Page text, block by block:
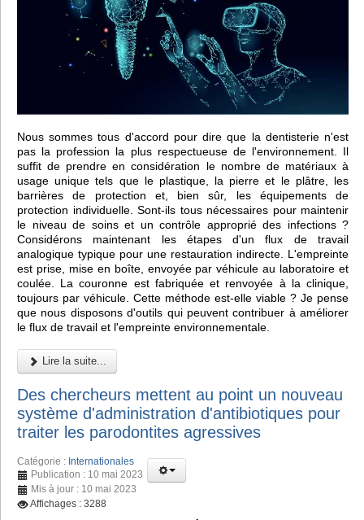
Nous sommes tous d'accord pour dire que la dentisterie n'est
pas la profession la plus respectueuse de l'environnement. Il
suffit de prendre en considération le nombre de matériaux à
usage unique tels que le plastique, la pierre et le plâtre, les
barrières de protection et, bien sûr, les équipements de
protection individuelle. Sont-ils tous nécessaires pour maintenir
le niveau de soins et un contrôle approprié des infections ?
Considérons maintenant les étapes d'un flux de travail
analogique typique pour une restauration indirecte. L'empreinte
est prise, mise en boîte, envoyée par véhicule au laboratoire et
coulée. La couronne est fabriquée et renvoyée à la clinique,
toujours par véhicule. Cette méthode est-elle viable ? Je pense
que nous disposons d'outils qui peuvent contribuer à améliorer
le flux de travail et l'empreinte environnementale.
Lire la suite...
Des chercheurs mettent au point un nouveau
système d'administration d'antibiotiques pour
traiter les parodontites agressives
Catégorie : Internationales
Publication : 10 mai 2023
Mis à jour : 10 mai 2023
Affichages : 3288